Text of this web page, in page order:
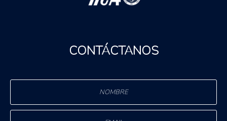
CONTÁCTANOS